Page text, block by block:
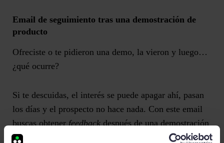
Email de seguimiento tras una demostración de
producto
Ofreciste o te pidieron una demo, la vieron y luego…
¿qué ocurre?
Si te descuidas, el interés se puede apagar ahí, pasan
los días y el prospecto no hace nada. Con este email
buscas obtenerfeedbackdespués de una demostración
y cerrar la venta.